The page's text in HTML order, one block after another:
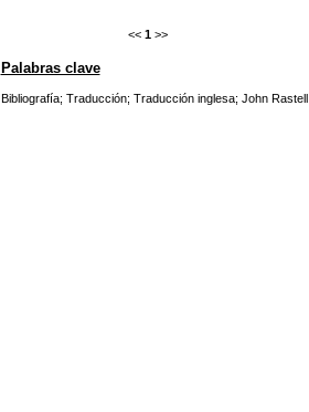
<< 1 >>
Palabras clave
Bibliografía; Traducción; Traducción inglesa; John Rastell